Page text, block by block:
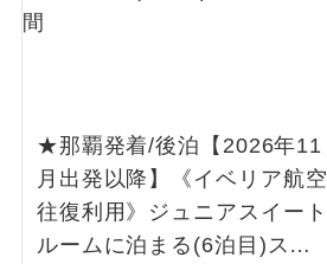
★那覇発着/後泊【2026年11
月出発以降】《イベリア航空
往復利用》ジュニアスイート
ルームに泊まる(6泊目)スペ